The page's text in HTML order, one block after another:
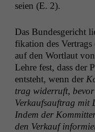
seien (E. 2).
Das Bun­des­gericht
fika­tion des
auf den Wort­laut
Lehre fest, dass der
entste­ht, wenn der
trag wider­ruft,
Verkauf­sauf­trag mit
Indem der
den Verkauf